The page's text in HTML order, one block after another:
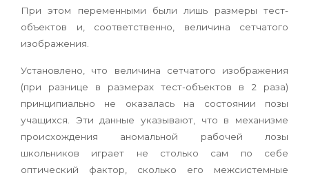
При этом переменными были лишь размеры тест-
объектов и, соответственно, величина сетчатого
изображения.
Установлено, что величина сетчатого изображения
(при разнице в размерах тест-объектов в 2 раза)
принципиально не оказалась на состоянии позы
учащихся. Эти данные указывают, что в механизме
происхождения аномальной рабочей лозы
школьников играет не столько сам по себе
оптический фактор, сколько его межсистемные